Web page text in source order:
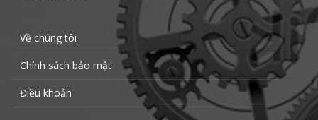
Về chúng tôi
Chính sách bảo mật
Điều khoản